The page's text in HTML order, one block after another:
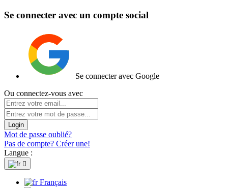
Se connecter avec un compte social
Se connecter avec Google
Ou connectez-vous avec
Login
Mot de passe oublié?
Pas de compte? Créer une!
Langue :

Français